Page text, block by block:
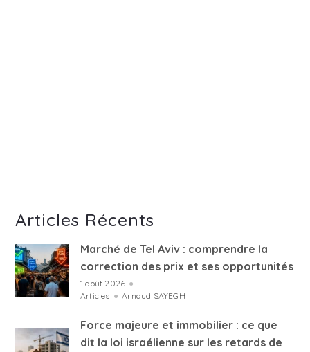
Articles Récents
Marché de Tel Aviv : comprendre la
correction des prix et ses opportunités
1 août 2026 ●
Articles ● Arnaud SAYEGH
Force majeure et immobilier : ce que
dit la loi israélienne sur les retards de